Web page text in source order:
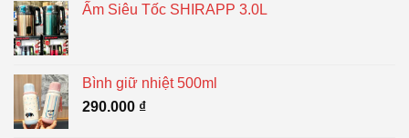
Ấm Siêu Tốc SHIRAPP 3.0L
Bình giữ nhiệt 500ml
290.000 ₫